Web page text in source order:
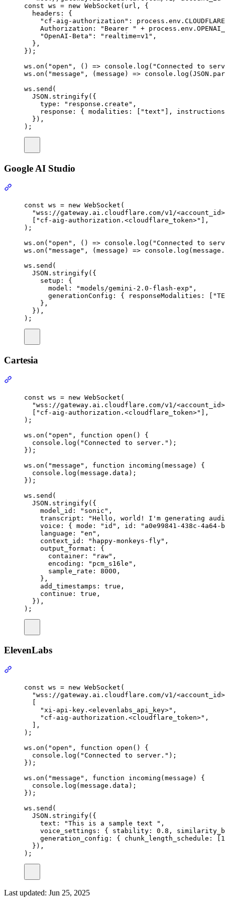
const ws = new WebSocket ( url ,
{
headers :
{
"cf-aig-authorization" : process . env .
Authorization : "Bearer " + process . env .
"OpenAI-Beta" : "realtime=v1" ,
},
} ) ;
ws . on ( "open" , () => console . log ( "Connected to
ws . on ( "message" , ( message ) => console . log ( JSON .
ws . send (
JSON . stringify( {
type : "response.create" ,
response : { modalities : "text" ,
instructions
} ) ,
) ;
Google AI Studio
const ws = new WebSocket (
"wss://gateway.ai.cloudflare.com/v1/
"cf-aig-authorization.<cloudflare_token>"
,
) ;
ws . on ( "open" , () => console . log ( "Connected to
ws . on ( "message" , ( message ) => console . log ( message .
ws . send (
JSON . stringify( {
setup :
{
model : "models/gemini-2.0-flash-exp" ,
generationConfig : { responseModalities :
},
} ) ,
) ;
Cartesia
const ws = new WebSocket (
"wss://gateway.ai.cloudflare.com/v1/
"cf-aig-authorization.<cloudflare_token>"
,
) ;
ws . on ( "open" , function open ()
{
console . log ( "Connected to server." ) ;
} ) ;
ws . on ( "message" , function incoming ( message )
{
console . log ( message . data ) ;
} ) ;
ws . send (
JSON . stringify( {
model_id : "sonic" ,
transcript :
"Hello, world! I'm generating
voice : { mode : "id" , id :
"a0e99841-438c-4a64-
language : "en" ,
context_id : "happy-monkeys-fly" ,
output_format :
{
container : "raw" ,
encoding : "pcm_s16le" ,
sample_rate : 8000 ,
},
add_timestamps : true ,
continue : true ,
} ) ,
) ;
ElevenLabs
const ws = new WebSocket (
"wss://gateway.ai.cloudflare.com/v1/
"xi-api-key.<elevenlabs_api_key>" ,
"cf-aig-authorization.<cloudflare_token>" ,
,
) ;
ws . on ( "open" , function open ()
{
console . log ( "Connected to server." ) ;
} ) ;
ws . on ( "message" , function incoming ( message )
{
console . log ( message . data ) ;
} ) ;
ws . send (
JSON . stringify( {
text : "This is a sample text " ,
voice_settings : { stability : 0.8 ,
generation_config : { chunk_length_schedule :
} ) ,
) ;
Last updated: Jun 25, 2025